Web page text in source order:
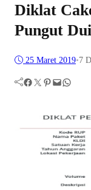
Diklat
Pungut
25 Maret 2019•7
Facebook Twitter Pinterest Mail WhatsApp